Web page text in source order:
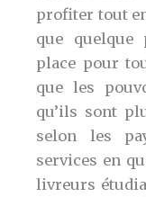
profiter tout
que quelque
place pour
que les
qu’ils sont
selon les
services en
livreurs